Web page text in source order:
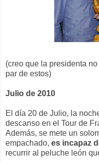
(creo que la presidenta
par de estos)
Julio de 2010
El día 20 de Julio, la
descanso en el Tour de
Además, se mete un
empachado, es incapaz
recurrir al peluche león